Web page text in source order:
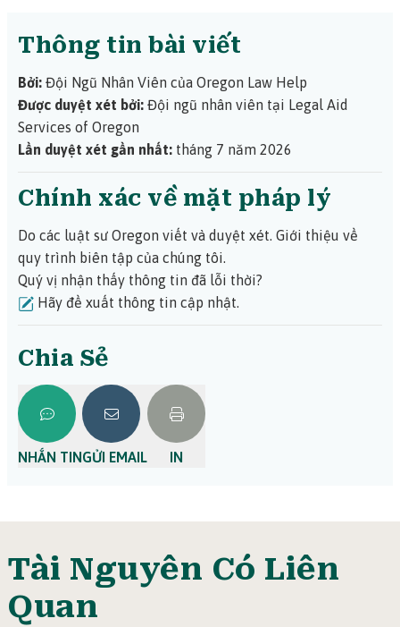
quý vị sẽ đủ để chi trả chi phí sửa chữa thực tế.
Tìm hiểu thêm về nhân viên định giá bảo hiểm trong
hướng dẫn này từ Hiệp Hội Ủy Viên Bảo Hiểm Quốc Gia
pháp lý.
Thông tin bài viết
Bởi: Đội Ngũ Nhân Viên của Oregon Law Help
Được duyệt xét bởi: Đội ngũ nhân viên tại Legal Aid
Services of Oregon
Lần duyệt xét gần nhất: tháng 7 năm 2026
Chính xác về mặt pháp lý
Do các luật sư Oregon viết và duyệt xét. Giới thiệu về
quy trình biên tập của chúng tôi.
Quý vị nhận thấy thông tin đã lỗi thời?
Hãy đề xuất thông tin cập nhật.
Chia Sẻ
NHẮN TINGỬI EMAIL IN
Tài Nguyên Có Liên
Quan